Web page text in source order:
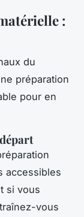
:
du
préparation
pour en
accessibles
si vous
vous